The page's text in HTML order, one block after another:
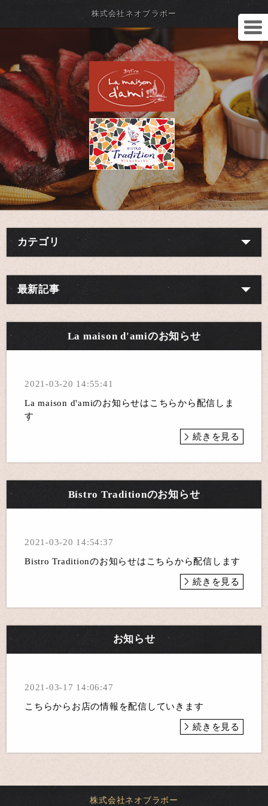
株式会社ネオブラボー
カテゴリ
最新記事
La maison d'amiのお知らせ
2021-03-20 14:55:41
La maison d'amiのお知らせはこちらから配信しま
す
続きを見る
Bistro Traditionのお知らせ
2021-03-20 14:54:37
Bistro Traditionのお知らせはこちらから配信します
続きを見る
お知らせ
2021-03-17 14:06:47
こちらからお店の情報を配信していきます
続きを見る
株式会社ネオブラボー